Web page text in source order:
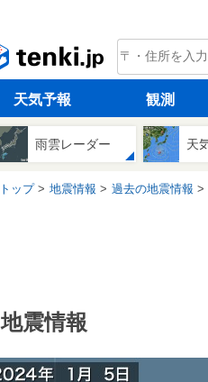
tenki.jp
天気予報 観測
雨雲レーダー 天
トップ 地震情報 過去の地震情報
地震情報